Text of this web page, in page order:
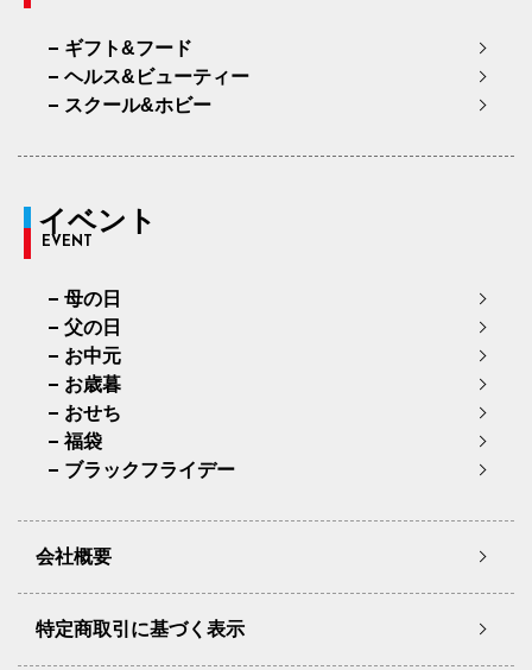
ギフト&フード
ヘルス&ビューティー
スクール&ホビー
イベント
EVENT
母の日
父の日
お中元
お歳暮
おせち
福袋
ブラックフライデー
会社概要
特定商取引に基づく表示